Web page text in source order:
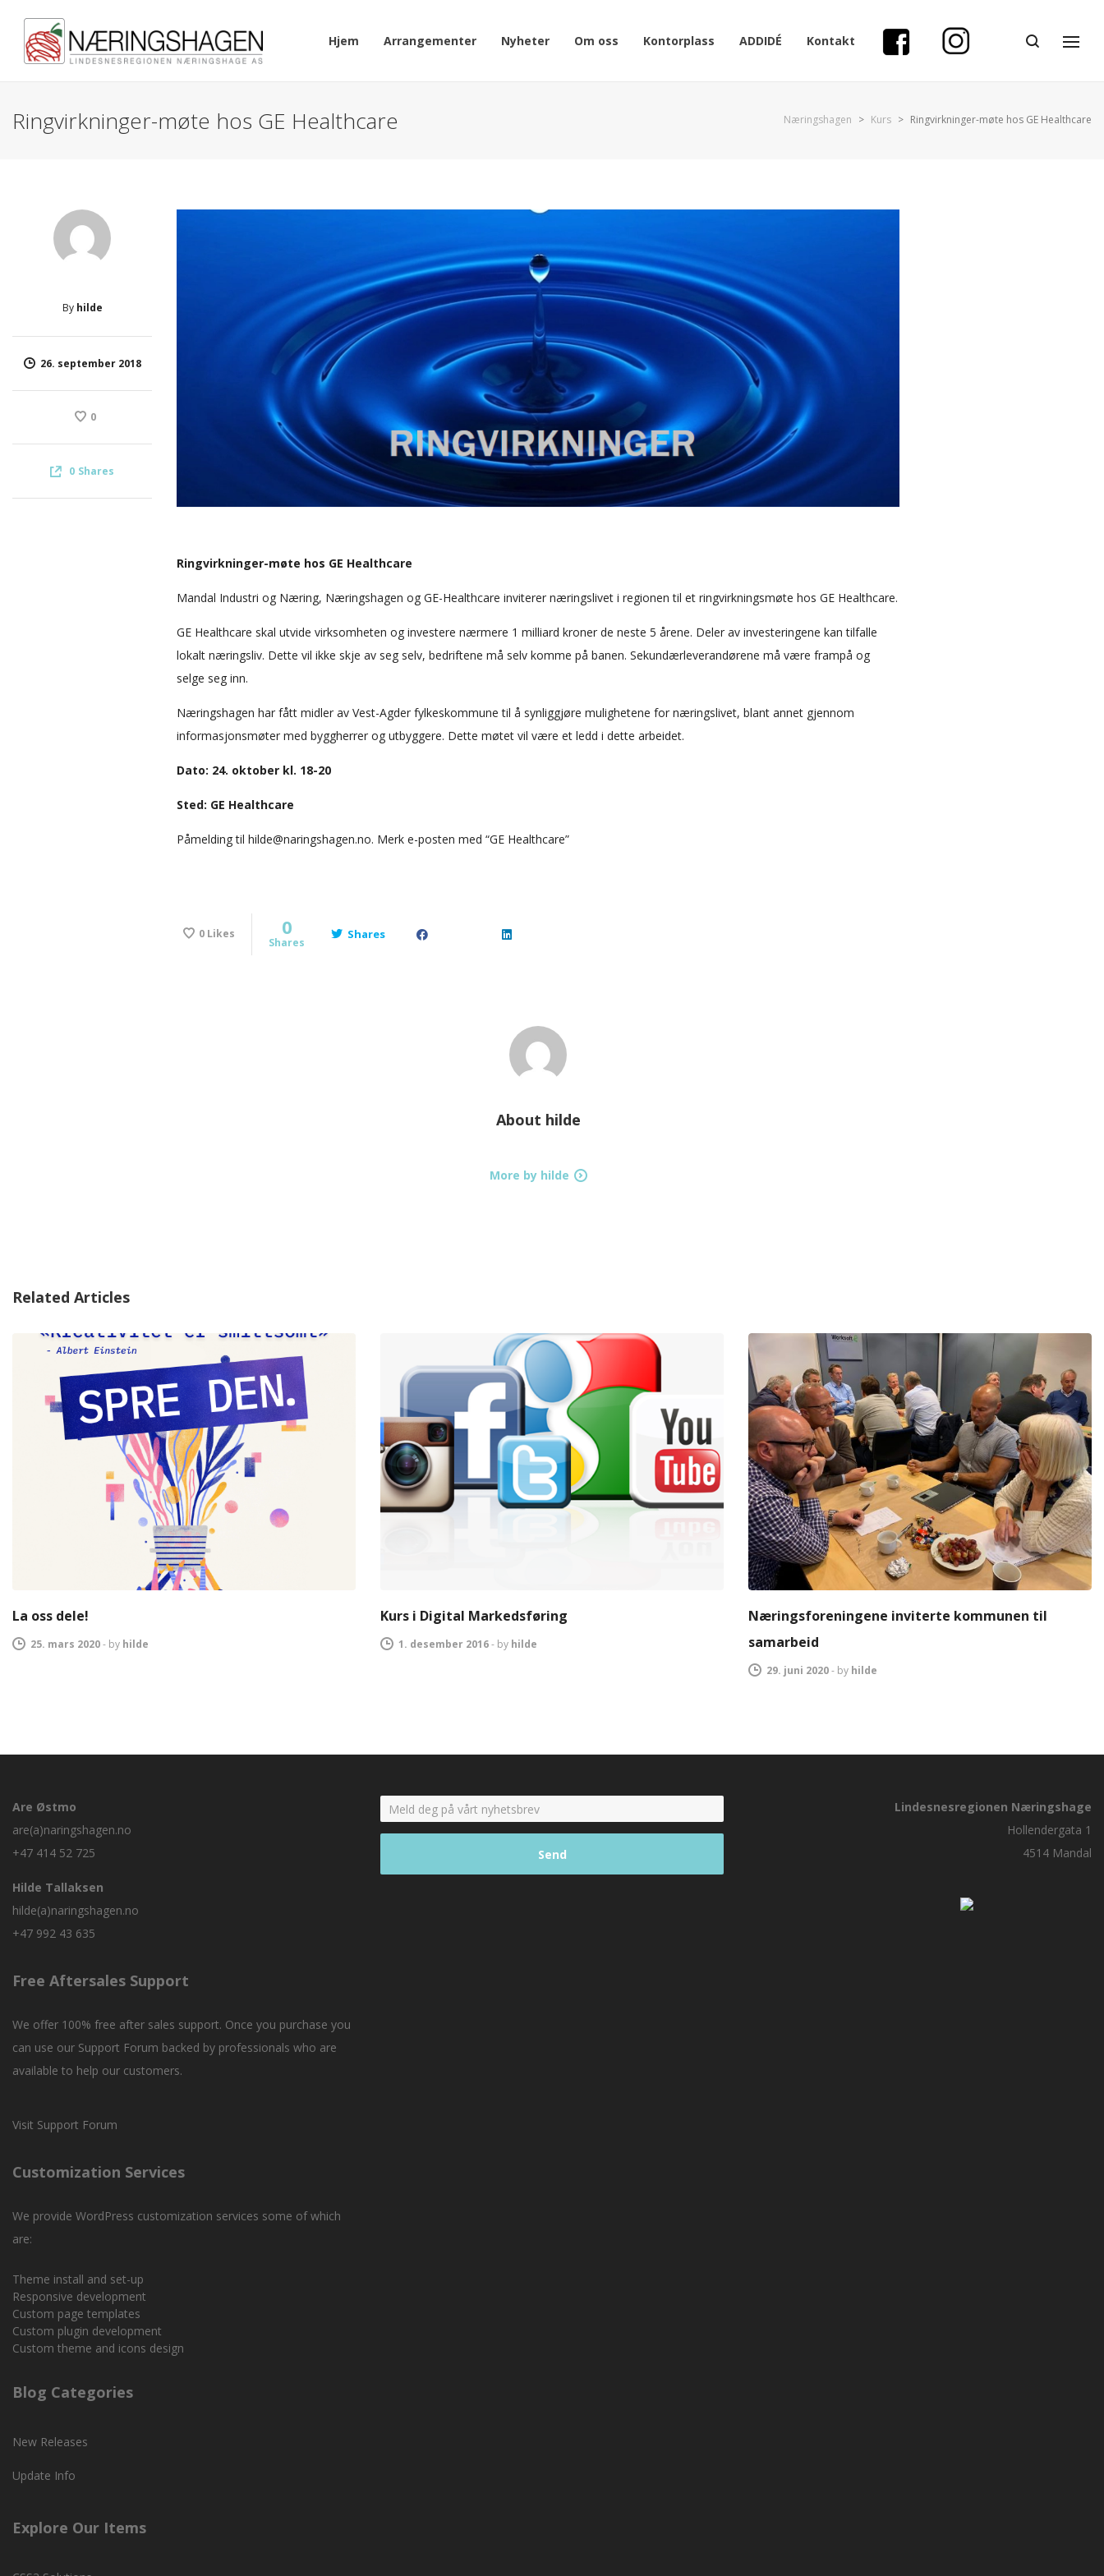
Hjem Arrangementer Nyheter Om oss Kontorplass ADDIDÉ Kontakt
Ringvirkninger-møte hos GE Healthcare Næringshagen > Kurs > Ringvirkninger-møte hos GE Healthcare
By hilde
26. september 2018
0
0 Shares
Ringvirkninger-møte hos GE Healthcare
Mandal Industri og Næring, Næringshagen og GE-Healthcare inviterer næringslivet i regionen til et ringvirkningsmøte hos GE Healthcare.
GE Healthcare skal utvide virksomheten og investere nærmere 1 milliard kroner de neste 5 årene. Deler av investeringene kan tilfalle
lokalt næringsliv. Dette vil ikke skje av seg selv, bedriftene må selv komme på banen. Sekundærleverandørene må være frampå og
selge seg inn.
Næringshagen har fått midler av Vest-Agder fylkeskommune til å synliggjøre mulighetene for næringslivet, blant annet gjennom
informasjonsmøter med byggherrer og utbyggere. Dette møtet vil være et ledd i dette arbeidet.
Dato: 24. oktober kl. 18-20
Sted: GE Healthcare
Påmelding til hilde@naringshagen.no. Merk e-posten med “GE Healthcare”
0 Likes 0
Shares
Shares
About hilde
More by hilde
Related Articles
La oss dele!
25. mars 2020- by hilde
Kurs i Digital Markedsføring
1. desember 2016- by hilde
Næringsforeningene inviterte kommunen til
samarbeid
29. juni 2020- by hilde
Are Østmo
are(a)naringshagen.no
+47 414 52 725
Hilde Tallaksen
hilde(a)naringshagen.no
+47 992 43 635
Free Aftersales Support
We offer 100% free after sales support. Once you purchase you
can use our Support Forum backed by professionals who are
available to help our customers.
Visit Support Forum
Customization Services
We provide WordPress customization services some of which
are:
Theme install and set-up
Responsive development
Custom page templates
Custom plugin development
Custom theme and icons design
Blog Categories
New Releases
Update Info
Explore Our Items
Lindesnesregionen Næringshage
Hollendergata 1
4514 Mandal